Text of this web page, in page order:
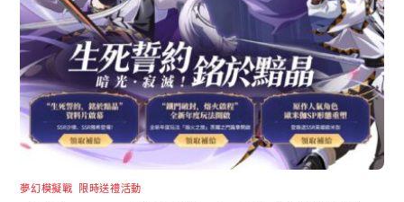
夢幻模擬戰 限時送禮活動